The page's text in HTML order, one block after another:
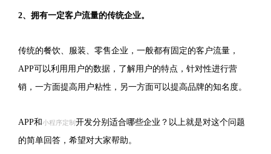
2、拥有一定客户流量的传统企业。
传统的餐饮、服装、零售企业，一般都有固定的客户流量，
APP可以利用用户的数据，了解用户的特点，针对性进行营
销，一方面提高用户粘性，另一方面可以提高品牌的知名度。
APP和小程序定制 开发分别适合哪些企业？以上就是对这个问题
的简单回答，希望对大家帮助。